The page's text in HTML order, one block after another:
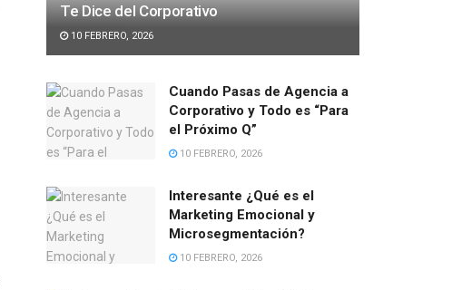
Te Dice del Corporativo
10 FEBRERO, 2026
Cuando Pasas de Agencia a
Corporativo y Todo es “Para
el Próximo Q”
10 FEBRERO, 2026
Interesante ¿Qué es el
Marketing Emocional y
Microsegmentación?
10 FEBRERO, 2026